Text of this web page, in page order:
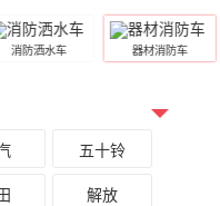
消防洒水车 器材消防车
五十铃
解放